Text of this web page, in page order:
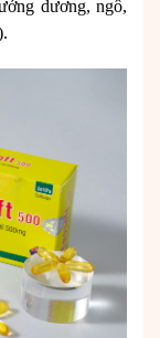
dương, ngô,